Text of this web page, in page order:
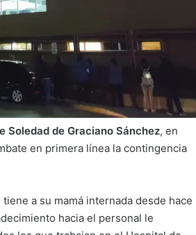
Soledad de Graciano Sánchez, en
en primera línea la contingencia
a su mamá internada desde hace
hacia el personal le